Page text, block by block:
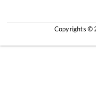
Copyrights ©